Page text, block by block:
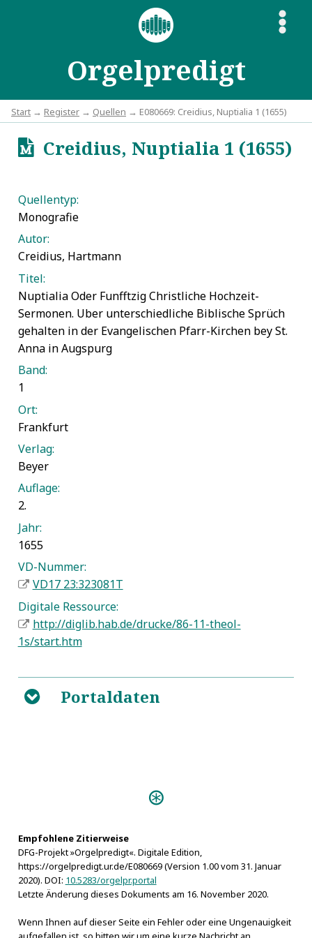
Orgelpredigt
S
Start → Register → Quellen → E080669: Creidius, Nuptialia 1 (1655)
uCreidius, Nuptialia 1 (1655)
Quellentyp:
Monografie
Autor:
Creidius, Hartmann
Titel:
Nuptialia Oder Funfftzig Christliche Hochzeit-
Sermonen. Uber unterschiedliche Biblische Sprüch
gehalten in der Evangelischen Pfarr-Kirchen bey St.
Anna in Augspurg
Band:
1
Ort:
Frankfurt
Verlag:
Beyer
Auflage:
2.
Jahr:
1655
VD-Nummer:
VD17 23:323081T
Digitale Ressource:
http://diglib.hab.de/drucke/86-11-theol-
1s/start.htm
B Portaldaten
Einweihungs-Predigt (Görlitz
Personen:
Creidius, Hartmann
Empfohlene Zitierweise
DFG-Projekt »Orgelpredigt«. Digitale Edition,
https://orgelpredigt.ur.de/E080669 (Version 1.00 vom 31. Januar
2020). DOI: 10.5283/orgelpr.portal
Letzte Änderung dieses Dokuments am 16. November 2020.
Wenn Ihnen auf dieser Seite ein Fehler oder eine Ungenauigkeit